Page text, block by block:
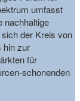
umfasst
nachhaltige
der Kreis von
hin zur
für
schonenden